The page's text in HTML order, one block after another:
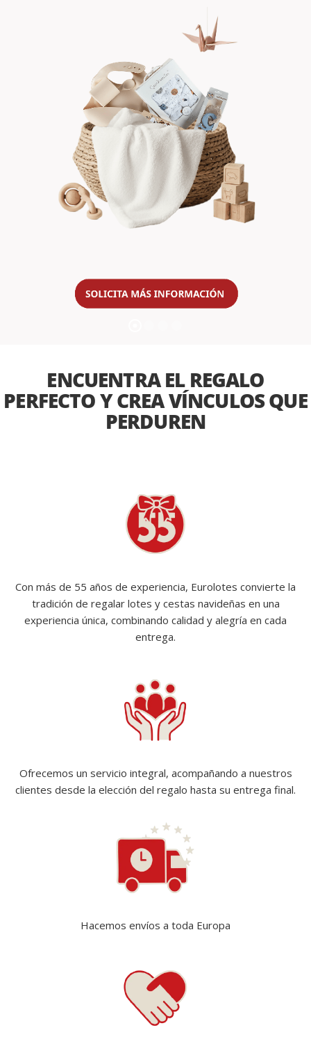
ENCUENTRA EL REGALO
PERFECTO Y CREA VÍNCULOS QUE
PERDUREN
Con más de 55 años de experiencia, Eurolotes convierte la
tradición de regalar lotes y cestas navideñas en una
experiencia única, combinando calidad y alegría en cada
entrega.
Ofrecemos un servicio integral, acompañando a nuestros
clientes desde la elección del regalo hasta su entrega final.
Hacemos envíos a toda Europa